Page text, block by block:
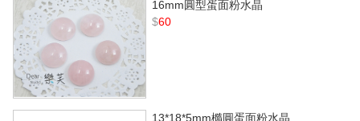
16mm圓型蛋面粉水晶
$60
13*18*5mm橢圓蛋面粉水晶